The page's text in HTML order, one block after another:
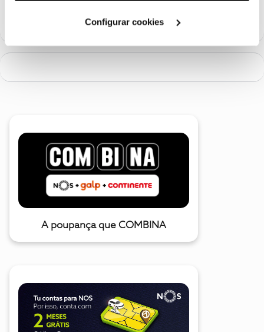
Configurar cookies
A poupança que COMBINA